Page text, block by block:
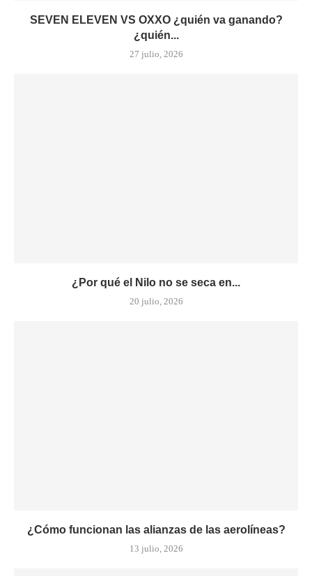
SEVEN ELEVEN VS OXXO ¿quién va ganando?
¿quién...
27 julio, 2026
¿Por qué el Nilo no se seca en...
20 julio, 2026
¿Cómo funcionan las alianzas de las aerolíneas?
13 julio, 2026